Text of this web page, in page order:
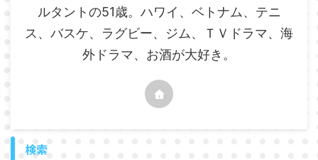
ルタントの51歳。ハワイ、ベトナム、テニ
ス、バスケ、ラグビー、ジム、ＴＶドラマ、海
外ドラマ、お酒が大好き。
検索